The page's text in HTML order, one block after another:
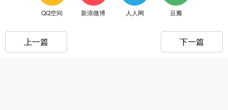
QQ空间 新浪微博 人人网 豆瓣
上一篇 下一篇